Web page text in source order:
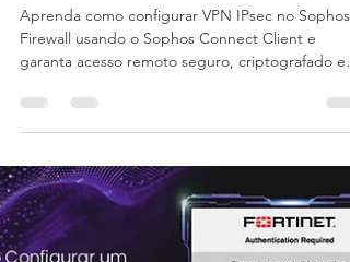
Audere Comércio em TI
Instalação e Configuração do
novo Sophos Connect VPN
Aprenda como configurar VPN IPsec no Sophos
Firewall usando o Sophos Connect Client e
garanta acesso remoto seguro, criptografado e
confiável em Windows e macOS